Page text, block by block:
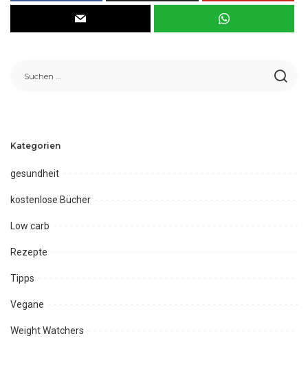
Kategorien
gesundheit
kostenlose Bücher
Low carb
Rezepte
Tipps
Vegane
Weight Watchers